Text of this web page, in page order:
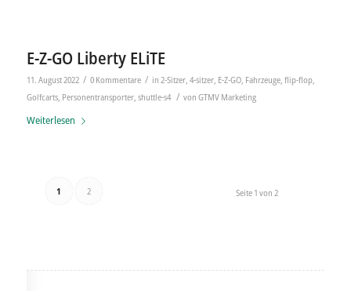
E-Z-GO Liberty ELiTE
11. August 2022 / 0 Kommentare / in 2-Sitzer, 4-sitzer, E-Z-GO, Fahrzeuge, flip-flop,
Golfcarts, Personentransporter, shuttle-s4 / von GTMV Marketing
Weiterlesen
Seite 1 von 2
1 2